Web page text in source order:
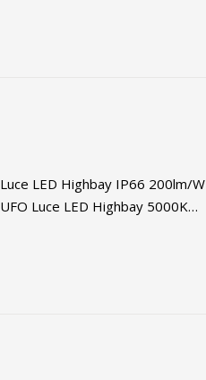
Luce LED Highbay IP66 200lm/W
UFO Luce LED Highbay 5000K